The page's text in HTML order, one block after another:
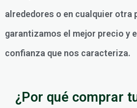
alrededores o en cualquier otra
garantizamos el mejor precio y
confianza que nos caracteriza.
¿Por qué comprar